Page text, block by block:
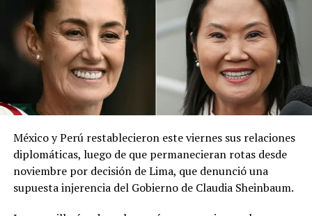
red social X.
El ministerio agregó que, pese a la presencia del polvo
del Sahara, se esperan lluvias durante los próximos días,
por lo que pidió a la población mantenerse atenta a la
información oficial sobre las condiciones
meteorológicas.
Las autoridades reiteraron el llamado a consultar los
canales oficiales del MARN y adoptar las medidas de
prevención necesarias para reducir los efectos de este
fenómeno atmosférico, especialmente entre las
personas con mayor riesgo de complicaciones de salud.
México y Perú restablecieron este viernes sus relaciones
diplomáticas, luego de que permanecieran rotas desde
noviembre por decisión de Lima, que denunció una
supuesta injerencia del Gobierno de Claudia Sheinbaum.